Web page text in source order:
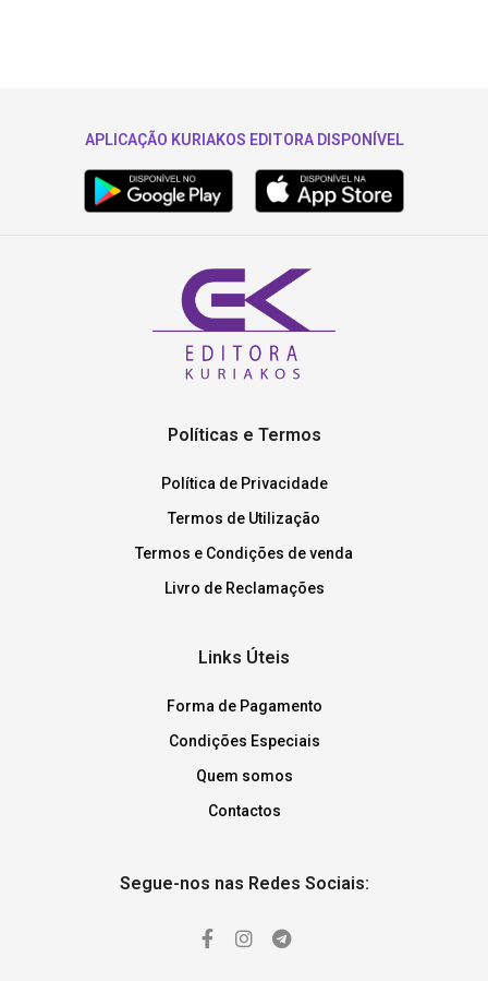
APLICAÇÃO KURIAKOS EDITORA DISPONÍVEL
Políticas e Termos
Política de Privacidade
Termos de Utilização
Termos e Condições de venda
Livro de Reclamações
Links Úteis
Forma de Pagamento
Condições Especiais
Quem somos
Contactos
Segue-nos nas Redes Sociais: